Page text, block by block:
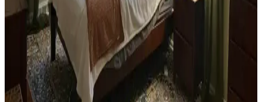
Dekorasyon Uyumu İçin Rehber
Yan sehpa boyamada renk seçimi, mobilya ve dekorasyon uyumu
açısından önemlidir. Koyu tonlar, sıcak renkler ve doğal ahşap
görünümü seçenekleriyle estetik sonuçlar elde edilir.
Ev Kütüphanesi Yenileme: Renk, Dekorasyon ve
Konforun Dengeli Buluşması